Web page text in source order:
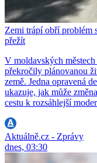
Zemi trápí obří problém
přežít
V moldavských
překročily plánovanou
země. Jedna opravená
ukazuje, jak může
cestu k rozsáhlejší
Aktuálně.cz - Zprávy
dnes, 03:30